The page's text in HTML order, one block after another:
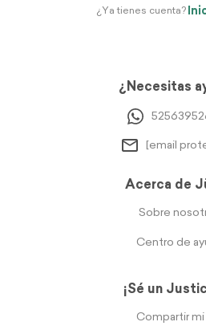
¿Ya tienes cuenta?
¿Necesitas
[email
Acerca de
Sobre
Centro de
¡Sé un
Compartir mi